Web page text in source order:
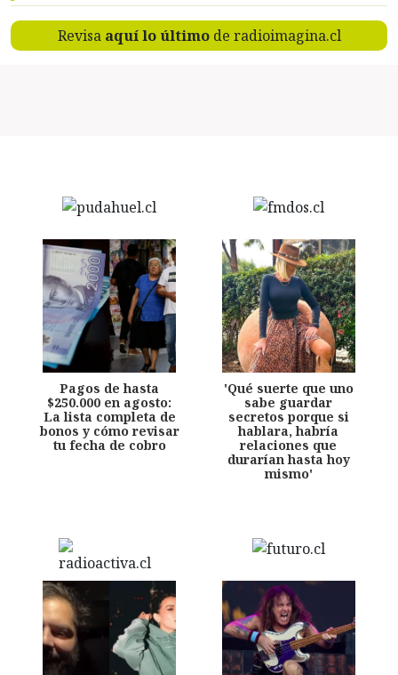
Revisa aquí lo últimode radioimagina.cl
Pagos de hasta
$250.000 en agosto:
La lista completa de
bonos y cómo revisar
tu fecha de cobro
'Qué suerte que uno
sabe guardar
secretos porque si
hablara, habría
relaciones que
durarían hasta hoy
mismo'